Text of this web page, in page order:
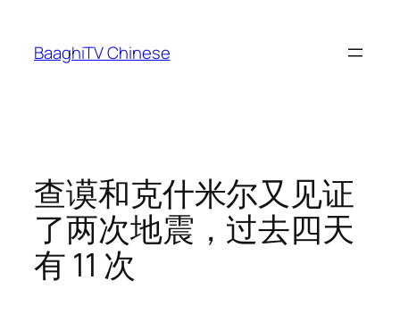
content
BaaghiTV Chinese
查谟和克什米尔又见证
了两次地震，过去四天
有 11 次